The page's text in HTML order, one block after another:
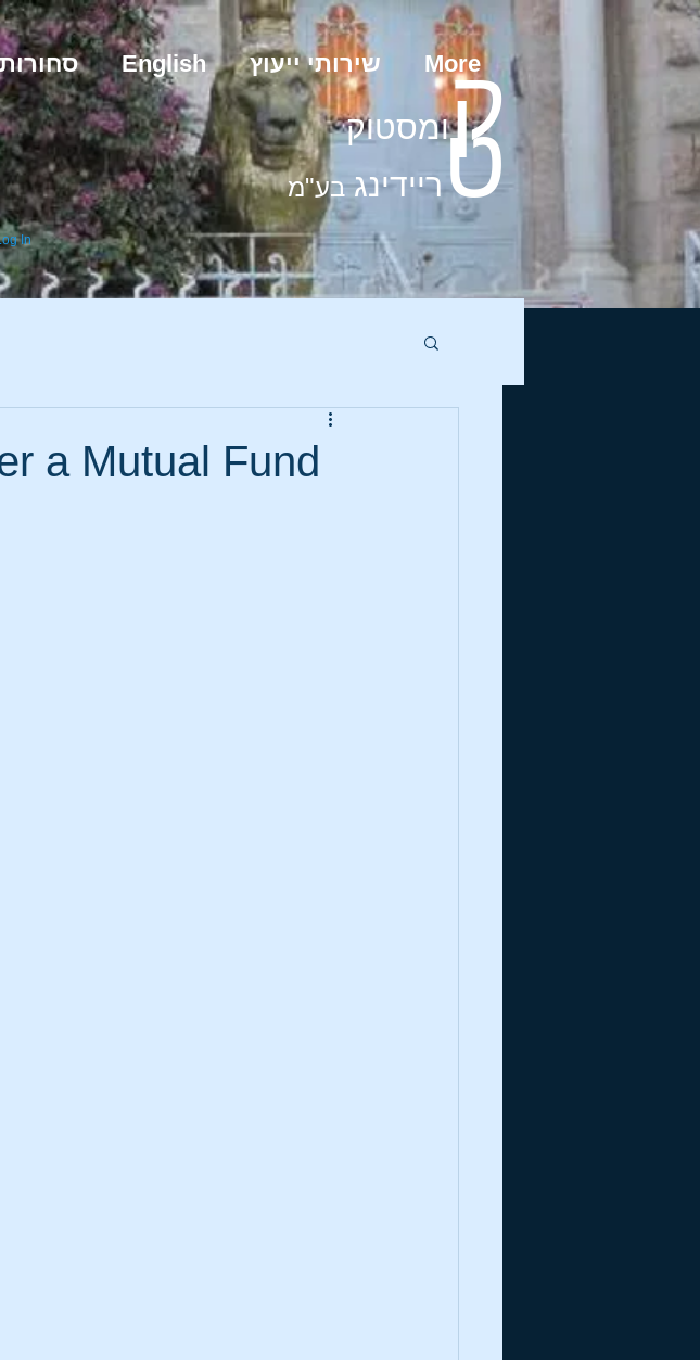
סחורות English שירותי ייעוץ More
קומסטוקטריידינגבע"מ
In
a Mutual Fund